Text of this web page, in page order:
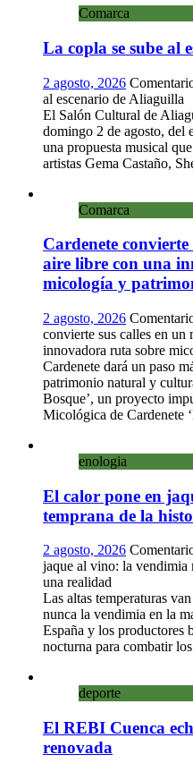
Comarca
La copla se sube al
2 agosto, 2026
al escenario de Aliaguilla
El Salón Cultural de
domingo 2 de agosto, del
una propuesta musical
artistas Gema Castaño,
Comarca
Cardenete convierte
aire libre con una
micología y
2 agosto, 2026
convierte sus calles en un
innovadora ruta sobre
Cardenete dará un paso
patrimonio natural y
Bosque’, un proyecto
Micológica de Cardenete
enologia
El calor pone en
temprana de la
2 agosto, 2026
jaque al vino: la vendimia
una realidad
Las altas temperaturas
nunca la vendimia en la
España y los productores
nocturna para combatir
deporte
El REBI Cuenca
renovada